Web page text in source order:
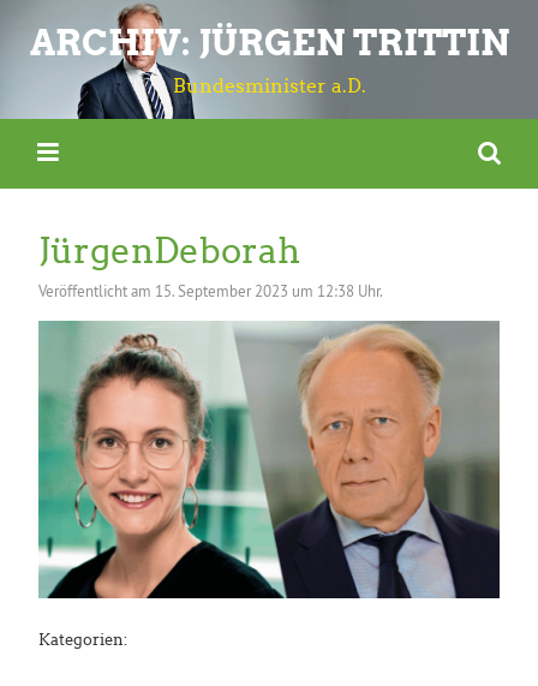
ARCHIV: JÜRGEN TRITTIN
Bundesminister a.D.
JürgenDeborah
Veröffentlicht am 15. September 2023 um 12:38 Uhr.
Kategorien: